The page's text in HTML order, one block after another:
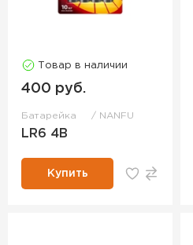
Товар в наличии
400 руб.
Батарейка NANFU
LR6 4B
Купить